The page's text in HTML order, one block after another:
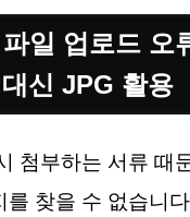
일 업로드 오
신 JPG 활용
첨부하는 서류 때
찾을 수 없습니